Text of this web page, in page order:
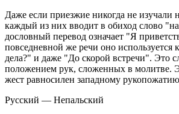
Даже если приезжие никогда не изучали
каждый из них вводит в обиход слово
дословный перевод означает "Я
повседневной же речи оно
дела?" и даже "До скорой встречи". Это
положением рук, сложенных в молитве.
жест равносилен западному
Русский — Непальский